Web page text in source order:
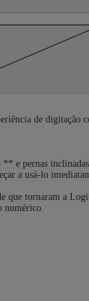
de digitação
pernas inclinadas
a usá-lo
tornaram a
numérico.